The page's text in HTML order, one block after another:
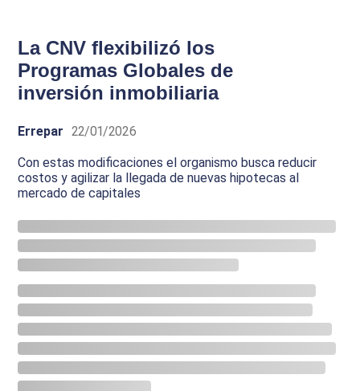
La CNV flexibilizó los
Programas Globales de
inversión inmobiliaria
Errepar 22/01/2026
Con estas modificaciones el organismo busca reducir
costos y agilizar la llegada de nuevas hipotecas al
mercado de capitales